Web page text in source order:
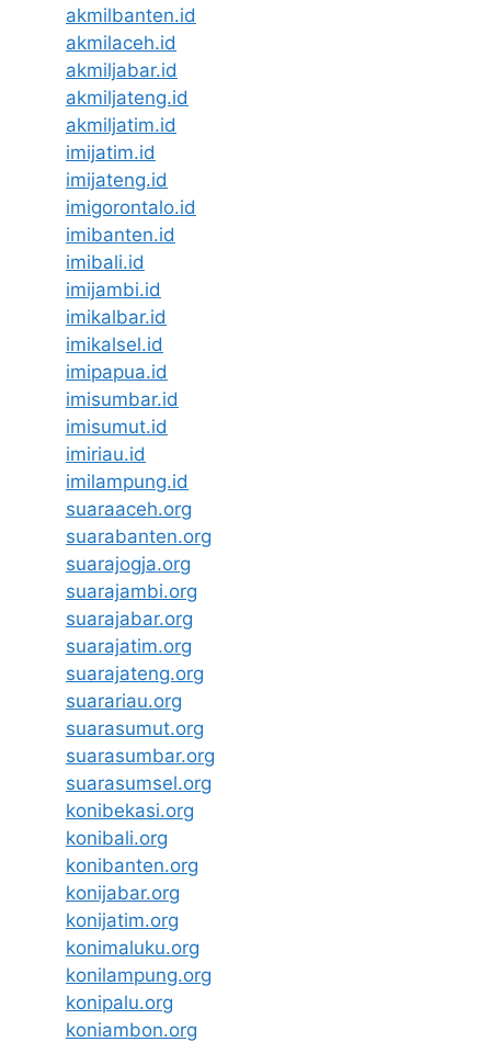
akmilbanten.id
akmilaceh.id
akmiljabar.id
akmiljateng.id
akmiljatim.id
imijatim.id
imijateng.id
imigorontalo.id
imibanten.id
imibali.id
imijambi.id
imikalbar.id
imikalsel.id
imipapua.id
imisumbar.id
imisumut.id
imiriau.id
imilampung.id
suaraaceh.org
suarabanten.org
suarajogja.org
suarajambi.org
suarajabar.org
suarajatim.org
suarajateng.org
suarariau.org
suarasumut.org
suarasumbar.org
suarasumsel.org
konibekasi.org
konibali.org
konibanten.org
konijabar.org
konijatim.org
konimaluku.org
konilampung.org
konipalu.org
koniambon.org